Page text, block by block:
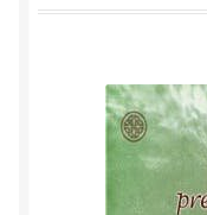
Blogs
Herinner wie je
Magische helende